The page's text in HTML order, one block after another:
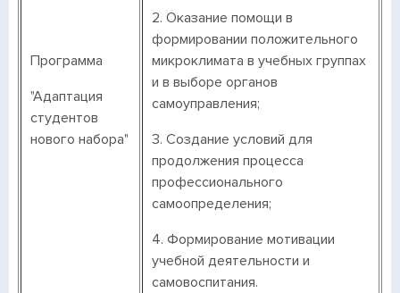
Программа
"Адаптация
студентов
нового набора"
2. Оказание помощи в
формировании положительного
микроклимата в учебных группах
и в выборе органов
самоуправления;
3. Создание условий для
продолжения процесса
профессионального
самоопределения;
4. Формирование мотивации
учебной деятельности и
самовоспитания.